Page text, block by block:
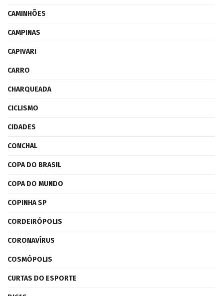
CAMINHÕES
CAMPINAS
CAPIVARI
CARRO
CHARQUEADA
CICLISMO
CIDADES
CONCHAL
COPA DO BRASIL
COPA DO MUNDO
COPINHA SP
CORDEIRÓPOLIS
CORONAVÍRUS
COSMÓPOLIS
CURTAS DO ESPORTE